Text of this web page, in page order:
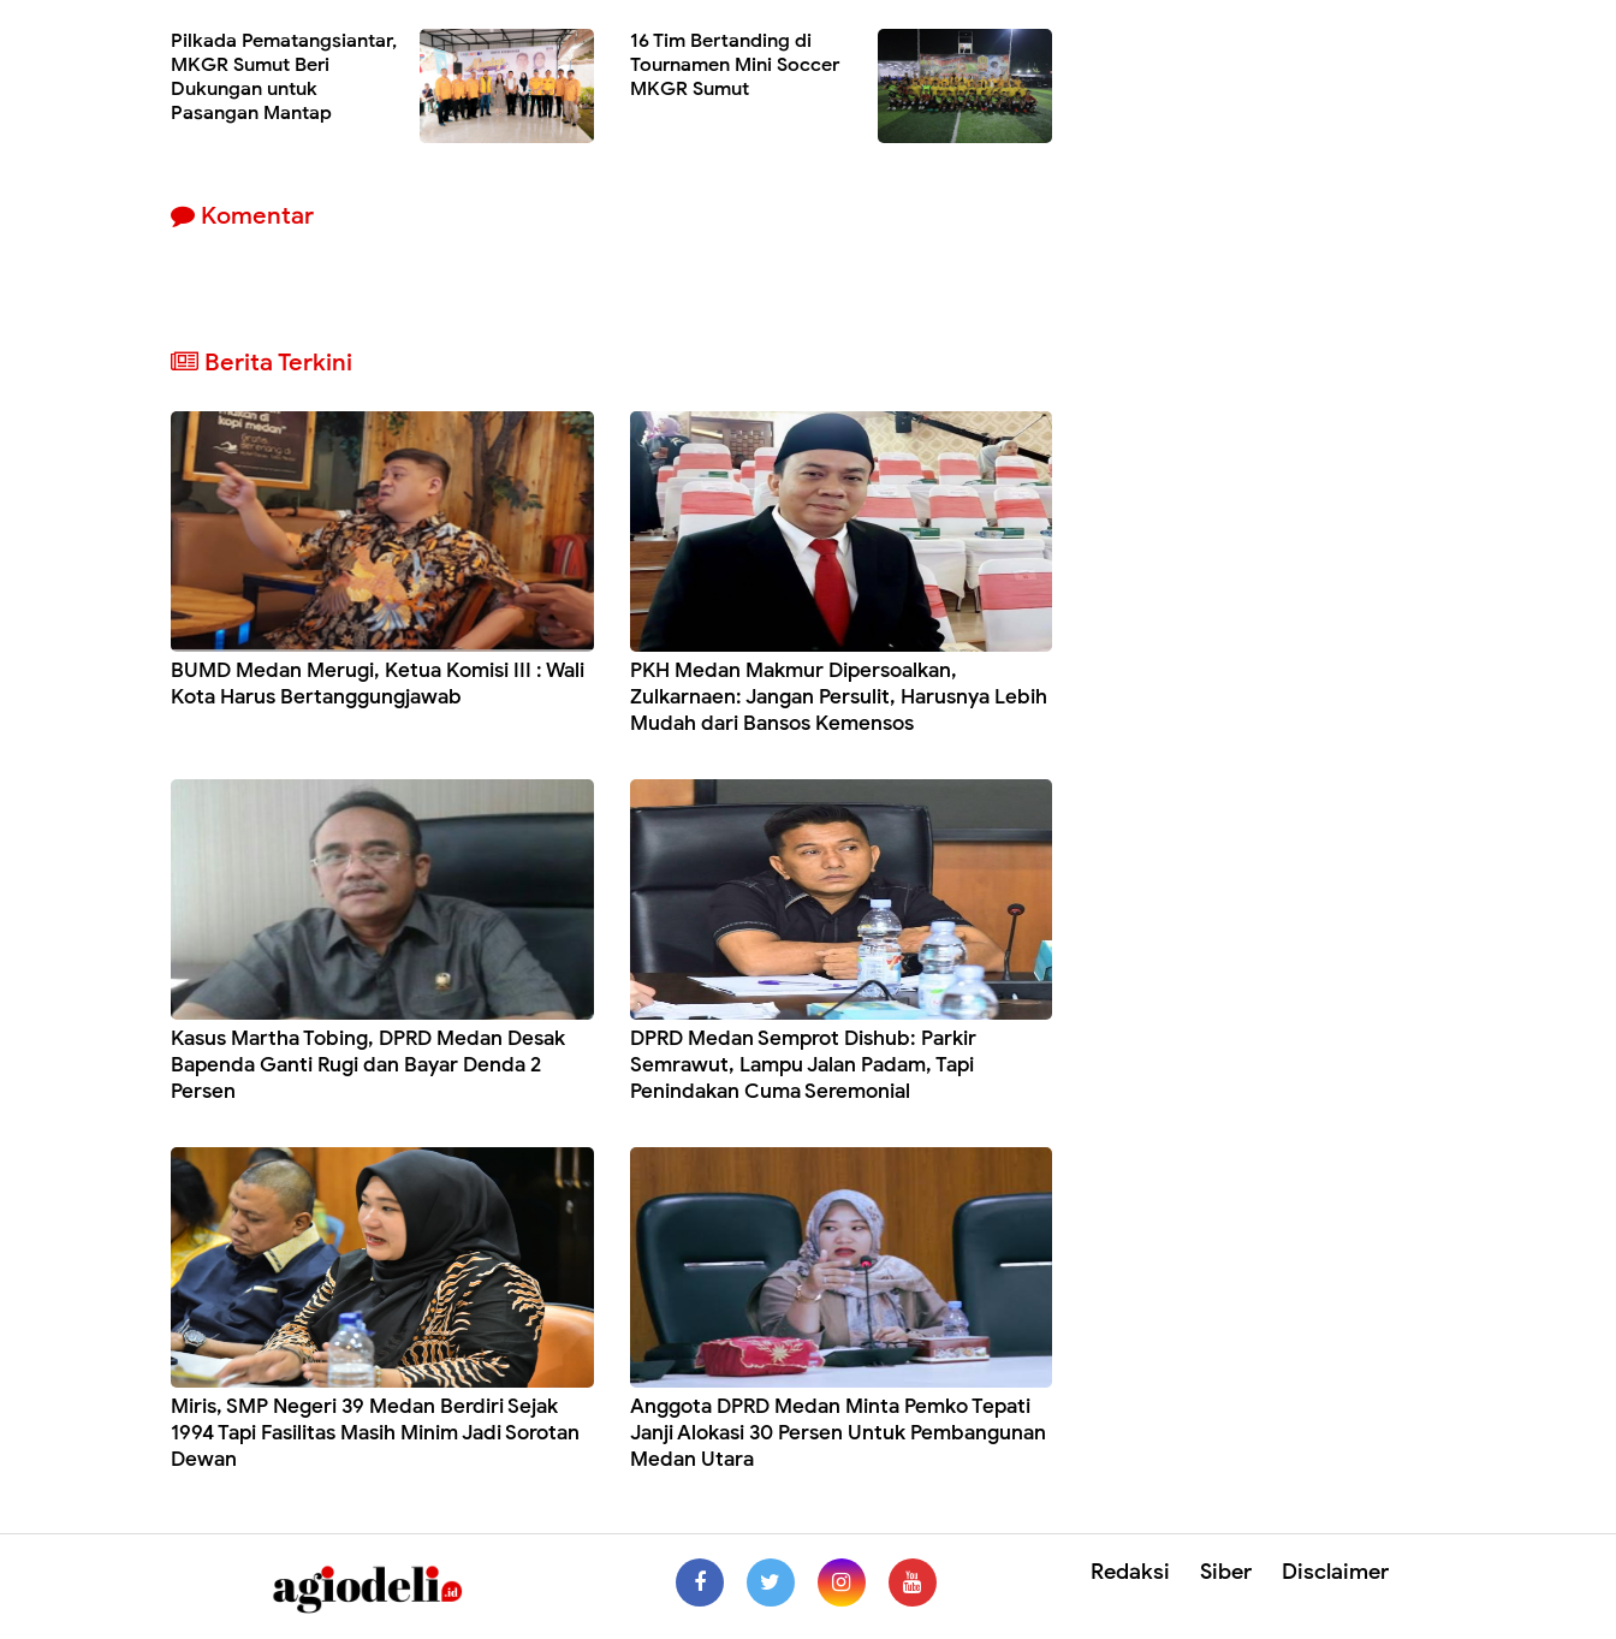
Pilkada Pematangsiantar,
MKGR Sumut Beri
Dukungan untuk
Pasangan Mantap
16 Tim Bertanding di
Tournamen Mini Soccer
MKGR Sumut
Komentar
Berita Terkini
BUMD Medan Merugi, Ketua Komisi III : Wali
Kota Harus Bertanggungjawab
PKH Medan Makmur Dipersoalkan,
Zulkarnaen: Jangan Persulit, Harusnya Lebih
Mudah dari Bansos Kemensos
Kasus Martha Tobing, DPRD Medan Desak
Bapenda Ganti Rugi dan Bayar Denda 2
Persen
DPRD Medan Semprot Dishub: Parkir
Semrawut, Lampu Jalan Padam, Tapi
Penindakan Cuma Seremonial
Miris, SMP Negeri 39 Medan Berdiri Sejak
1994 Tapi Fasilitas Masih Minim Jadi Sorotan
Dewan
Anggota DPRD Medan Minta Pemko Tepati
Janji Alokasi 30 Persen Untuk Pembangunan
Medan Utara
Redaksi Siber Disclaimer